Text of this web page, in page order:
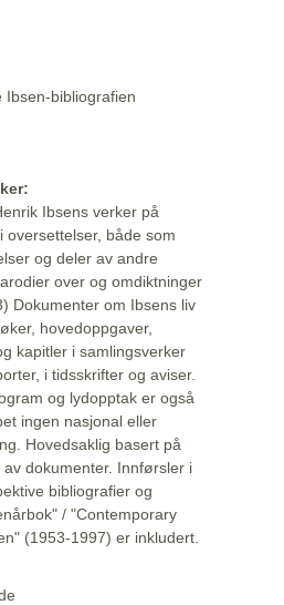
Ibsen-bibliografien
Ibsens verker på
oversettelser, både som
og deler av andre
over og omdiktninger
Dokumenter om Ibsens liv
hovedoppgaver,
kapitler i samlingsverker
i tidsskrifter og aviser.
og lydopptak er også
ingen nasjonal eller
Hovedsaklig basert på
dokumenter. Innførsler i
bibliografier og
/ "Contemporary
(1953-1997) er inkludert.